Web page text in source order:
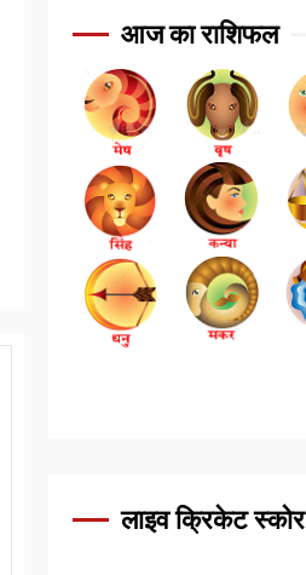
आज का राशिफल
लाइव क्रिकेट स्कोर